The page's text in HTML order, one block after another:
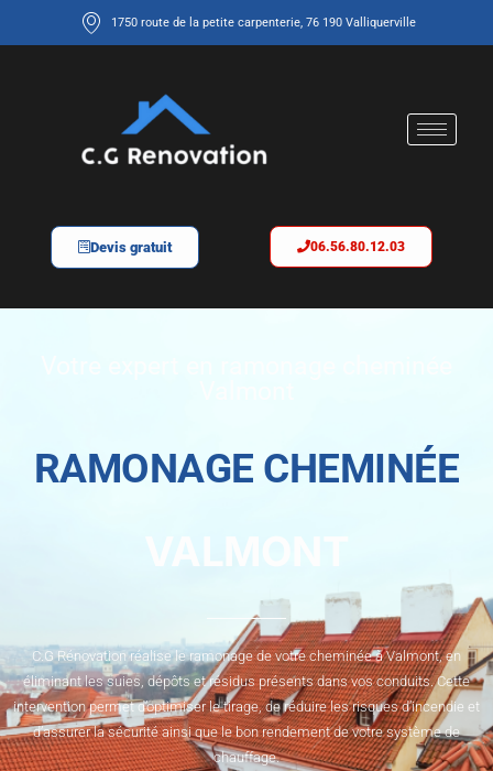
1750 route de la petite carpenterie, 76 190 Valliquerville
Devis gratuit 06.56.80.12.03
RAMONAGE CHEMINÉE
VALMONT
C.G Rénovation réalise le ramonage de votre cheminée à Valmont, en
éliminant les suies, dépôts et résidus présents dans vos conduits. Cette
intervention permet d’optimiser le tirage, de réduire les risques d’incendie et
d’assurer la sécurité ainsi que le bon rendement de votre système de
chauffage.